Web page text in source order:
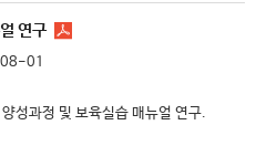
연구
01
과정 및 보육실습 매뉴얼 연구.